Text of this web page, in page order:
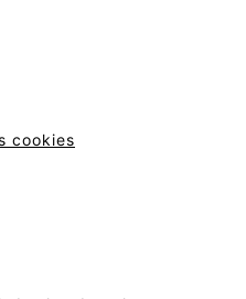
cookies